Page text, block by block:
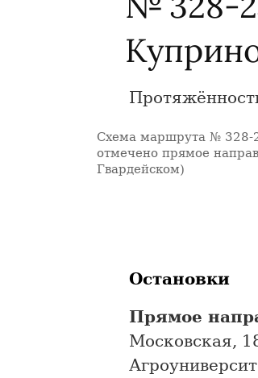
+
−
Схема маршрута № 328-
отмечено прямое
Гвардейском)
Остановки
Прямое
Московская,